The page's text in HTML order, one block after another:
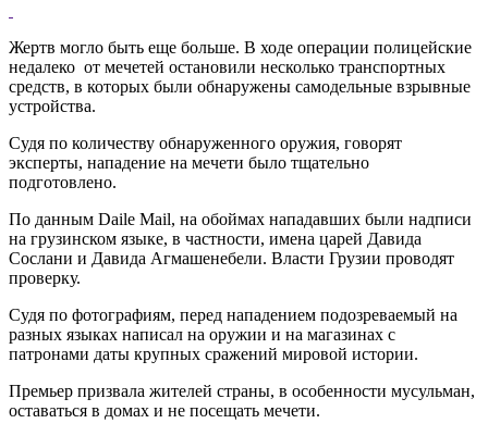
Жертв могло быть еще больше. В ходе операции полицейские
недалеко от мечетей остановили несколько транспортных
средств, в которых были обнаружены самодельные взрывные
устройства.
Судя по количеству обнаруженного оружия, говорят
эксперты, нападение на мечети было тщательно
подготовлено.
По данным Daile Mail, на обоймах нападавших были надписи
на грузинском языке, в частности, имена царей Давида
Сослани и Давида Агмашенебели. Власти Грузии проводят
проверку.
Судя по фотографиям, перед нападением подозреваемый на
разных языках написал на оружии и на магазинах с
патронами даты крупных сражений мировой истории.
Премьер призвала жителей страны, в особенности мусульман,
оставаться в домах и не посещать мечети.